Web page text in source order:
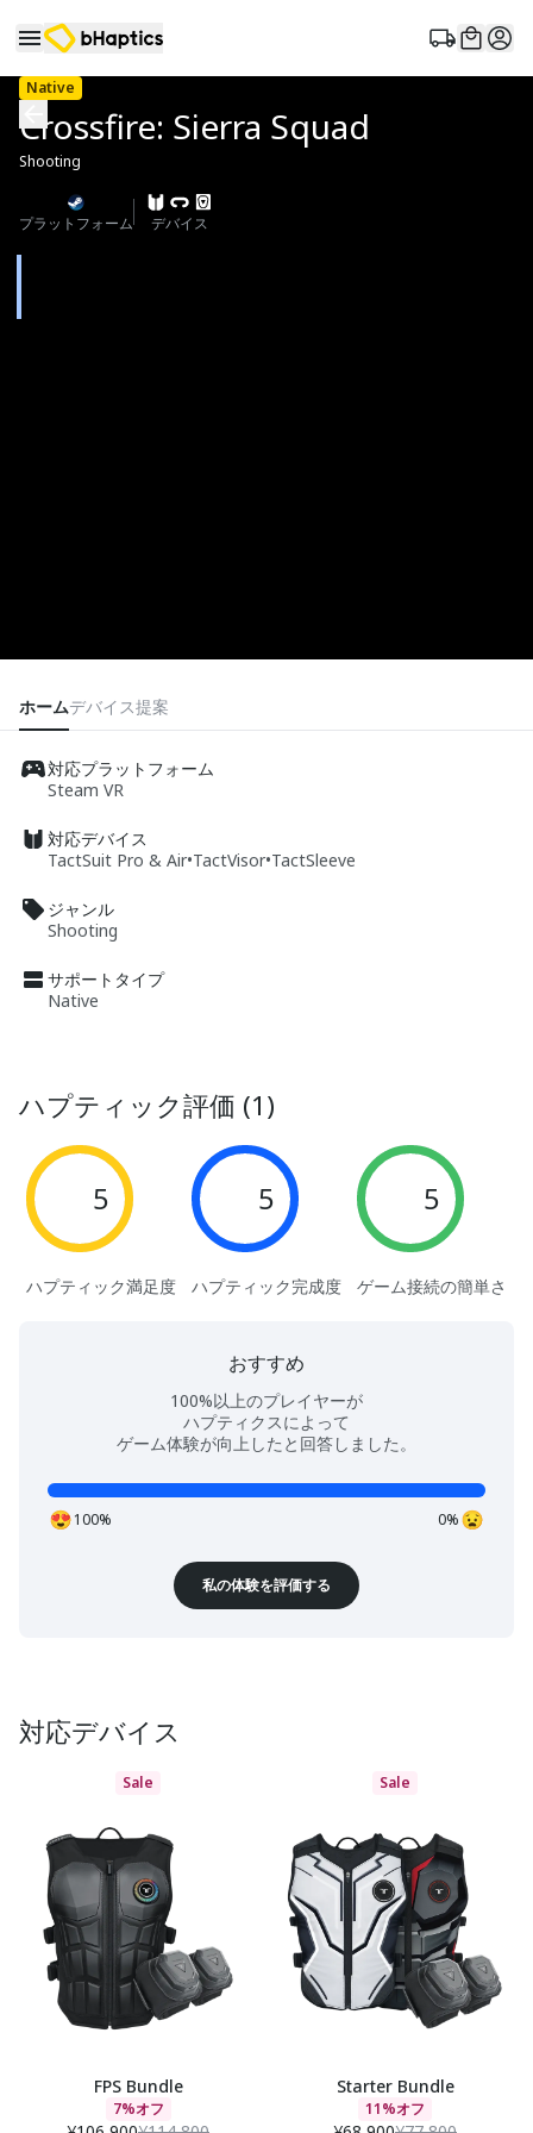
Native
Crossfire: Sierra Squad
Shooting
プラットフォーム デバイス
ホームデバイス提案
対応プラットフォーム
Steam VR
対応デバイス
TactSuit Pro & Air•TactVisor•TactSleeve
ジャンル
Shooting
サポートタイプ
Native
ハプティック評価 (1)
5
ハプティック満足度
5
ハプティック完成度
5
ゲーム接続の簡単さ
おすすめ
100%以上のプレイヤーが
ハプティクスによって
ゲーム体験が向上したと回答しました。
100% 0%
私の体験を評価する
対応デバイス
Sale
FPS Bundle
7%オフ
Sale
Starter Bundle
11%オフ